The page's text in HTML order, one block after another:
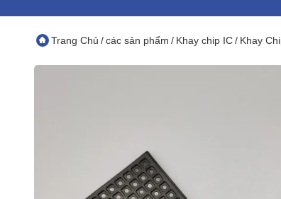
Trang Chủ /các sản phẩm / Khay chip IC/ Khay